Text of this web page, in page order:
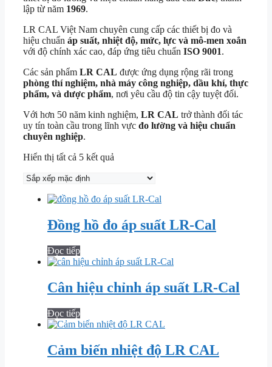
lập từ năm 1969.
LR CAL Việt Nam chuyên cung cấp các thiết bị đo và
hiệu chuẩn áp suất, nhiệt độ, mức, lực và mô-men xoắn
với độ chính xác cao, đáp ứng tiêu chuẩn ISO 9001.
Các sản phẩm LR CAL được ứng dụng rộng rãi trong
phòng thí nghiệm, nhà máy công nghiệp, dầu khí, thực
phẩm, và dược phẩm, nơi yêu cầu độ tin cậy tuyệt đối.
Với hơn 50 năm kinh nghiệm, LR CAL trở thành đối tác
uy tín toàn cầu trong lĩnh vực đo lường và hiệu chuẩn
chuyên nghiệp.
Hiển thị tất cả 5 kết quả
Đồng hồ đo áp suất LR-Cal
Đọc tiếp
Cân hiệu chỉnh áp suất LR-Cal
Đọc tiếp
Cảm biến nhiệt độ LR CAL